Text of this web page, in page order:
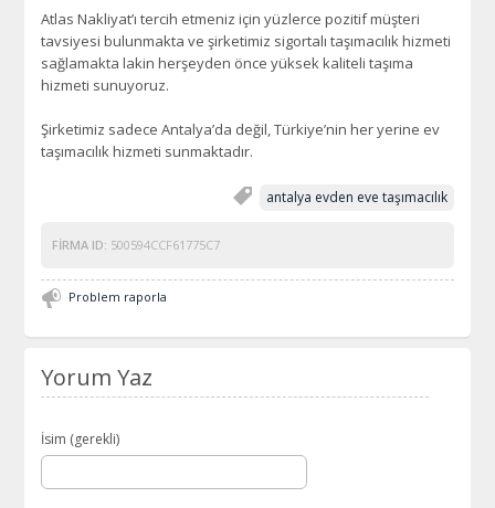
Atlas Nakliyat’ı tercih etmeniz için yüzlerce pozitif müşteri
tavsiyesi bulunmakta ve şirketimiz sigortalı taşımacılık hizmeti
sağlamakta lakin herşeyden önce yüksek kaliteli taşıma
hizmeti sunuyoruz.
Şirketimiz sadece Antalya’da değil, Türkiye’nin her yerine ev
taşımacılık hizmeti sunmaktadır.
antalya evden eve taşımacılık
FIRMA ID: 500594CCF61775C7
Problem raporla
Yorum Yaz
İsim (gerekli)